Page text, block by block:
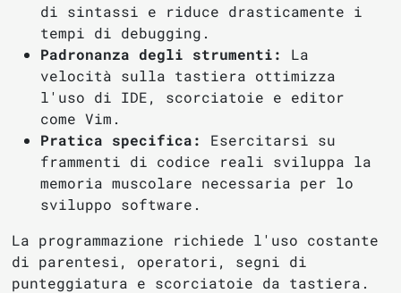
di sintassi e riduce drasticamente i
tempi di debugging.
Padronanza degli strumenti:
La
velocità sulla tastiera ottimizza
l'uso di IDE, scorciatoie e editor
come Vim.
Pratica specifica:
Esercitarsi su
frammenti di codice reali sviluppa la
memoria muscolare necessaria per lo
sviluppo software.
La programmazione richiede l'uso costante
di parentesi, operatori, segni di
punteggiatura e scorciatoie da tastiera.